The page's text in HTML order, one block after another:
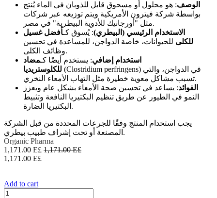
الوصف: هو محلول أو مسحوق قابل للذوبان في الماء يُنتج
بواسطة شركة فيترون الأمريكية ويتم توزيعه عبر شركات
مثل "أورجانيك للأدوية البيطرية" في مصر.
الاستخدام الرئيسي (البيطري): يُسوق كـأفضل غسيل
للكلى للحيوانات، خاصة الدواجن، للمساعدة في تحسين
وظائف الكلى.
استخدام إضافي: يستخدم أيضًا كـمضاد
للكلوستريديا (Clostridium perfringens) في الدواجن، والتي
تسبب مشاكل معوية خطيرة مثل التهاب الأمعاء النخري.
الفوائد: يساعد في تحسين صحة الأمعاء بشكل عام ويعزز
النمو في الطيور عن طريق تنظيم البكتيريا النافعة وتثبيط
البكتيريا الضارة.
يجب استخدام المنتج وفقًا للجرعات المحددة من قبل الشركة
المصنعة أو تحت إشراف طبيب بيطري.
Organic Pharma
1,171.00 E£ 1,171.00E£
1,171.00 E£
Add to cart